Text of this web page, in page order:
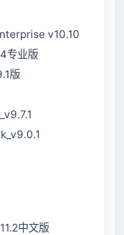
v10.10
专业版
版
中文版